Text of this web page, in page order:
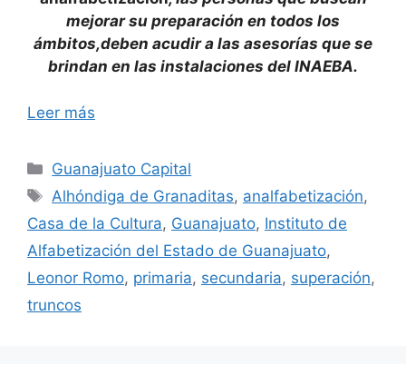
mejorar su preparación en todos los
ámbitos,deben acudir a las asesorías que se
brindan en las instalaciones del INAEBA.
Leer más
Categorías
Guanajuato Capital
Etiquetas
Alhóndiga de Granaditas, analfabetización,
Casa de la Cultura, Guanajuato, Instituto de
Alfabetización del Estado de Guanajuato,
Leonor Romo, primaria, secundaria, superación,
truncos